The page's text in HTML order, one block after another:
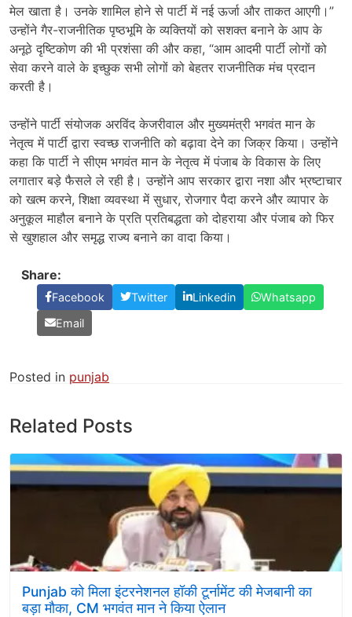
मेल खाता है। उनके शामिल होने से पार्टी में नई ऊर्जा और ताकत आएगी।”
उन्होंने गैर-राजनीतिक पृष्ठभूमि के व्यक्तियों को सशक्त बनाने के आप के
अनूठे दृष्टिकोण की भी प्रशंसा की और कहा, “आम आदमी पार्टी लोगों को
सेवा करने वाले के इच्छुक सभी लोगों को बेहतर राजनीतिक मंच प्रदान
करती है।
उन्होंने पार्टी संयोजक अरविंद केजरीवाल और मुख्यमंत्री भगवंत मान के
नेतृत्व में पार्टी द्वारा स्वच्छ राजनीति को बढ़ावा देने का जिक्र किया। उन्होंने
कहा कि पार्टी ने सीएम भगवंत मान के नेतृत्व में पंजाब के विकास के लिए
लगातार बड़े फैसले ले रही है। उन्होंने आप सरकार द्वारा नशा और भ्रष्टाचार
को खत्म करने, शिक्षा व्यवस्था में सुधार, रोजगार पैदा करने और व्यापार के
अनुकूल माहौल बनाने के प्रति प्रतिबद्धता को दोहराया और पंजाब को फिर
से खुशहाल और समृद्ध राज्य बनाने का वादा किया।
Share:
Facebook Twitter Linkedin
Whatsapp
Email
Posted in punjab
Related Posts
Punjab को मिला इंटरनेशनल हॉकी टूर्नामेंट की मेजबानी का
बड़ा मौका, CM भगवंत मान ने किया ऐलान